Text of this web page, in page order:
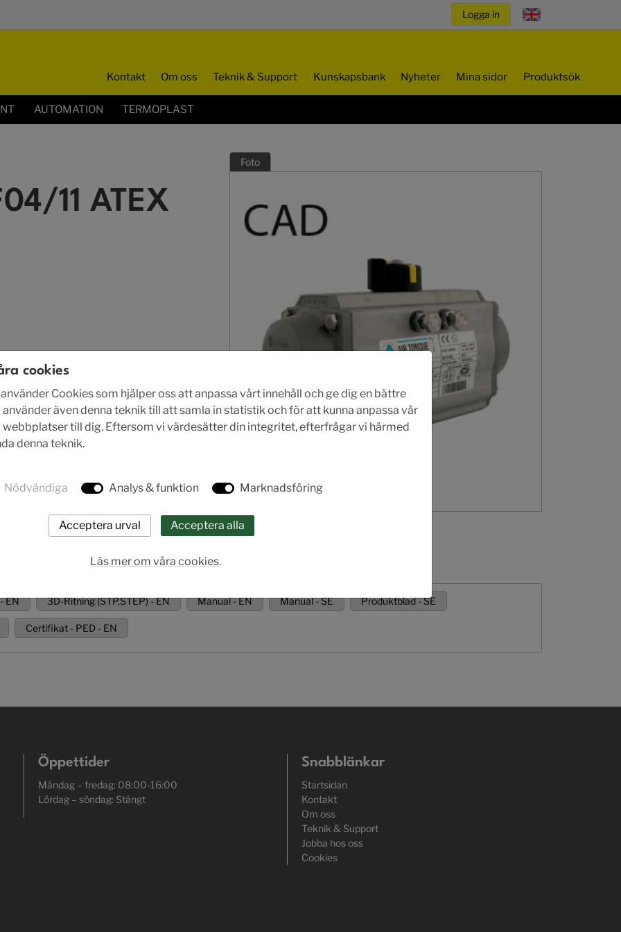
Kontakt Om oss Teknik & Support Kunskapsbank Nyheter Mina sidor Produktsök
AUTOMATION TERMOPLAST
11 ATEX
Foto
EN 3D-Ritning (STP,STEP) - EN Manual - EN Manual - SE Produktblad - SE
Certifikat - PED - EN
Öppettider
Måndag – fredag: 08:00-16:00
Lördag – söndag: Stängt
Snabblänkar
Startsidan
Kontakt
Om oss
Teknik & Support
Jobba hos oss
Cookies
cookies
Cookies som hjälper oss att anpassa vårt innehåll och ge dig en bättre
även denna teknik till att samla in statistik och för att kunna anpassa vår
webbplatser till dig. Eftersom vi värdesätter din integritet, efterfrågar vi härmed
denna teknik.
Nödvändiga Analys & funktion Marknadsföring
Läs mer om våra cookies.